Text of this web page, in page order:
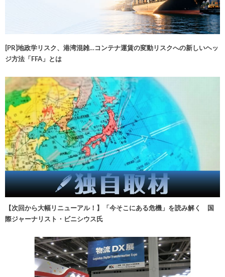
[PR]地政学リスク、港湾混雑…コンテナ運賃の変動リスクへの新しいヘッ
ジ方法「FFA」とは
【次回から大幅リニューアル！】「今そこにある危機」を読み解く 国
際ジャーナリスト・ビニシウス氏